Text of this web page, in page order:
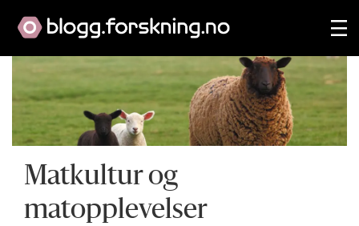
Matkultur og
matopplevelser